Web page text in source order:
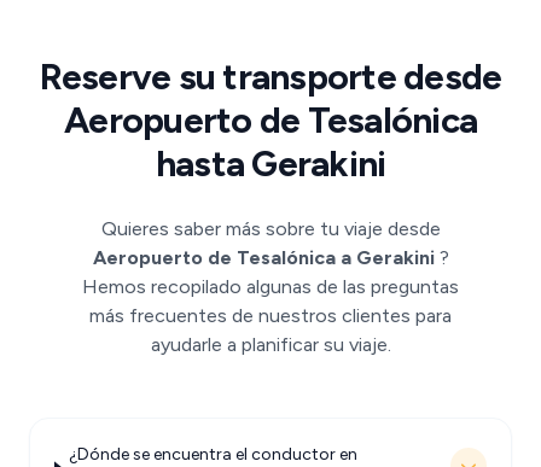
Reserve su transporte desde
Aeropuerto de Tesalónica
hasta Gerakini
Quieres saber más sobre tu viaje desde
Aeropuerto de Tesalónica a Gerakini ?
Hemos recopilado algunas de las preguntas
más frecuentes de nuestros clientes para
ayudarle a planificar su viaje.
¿Dónde se encuentra el conductor en